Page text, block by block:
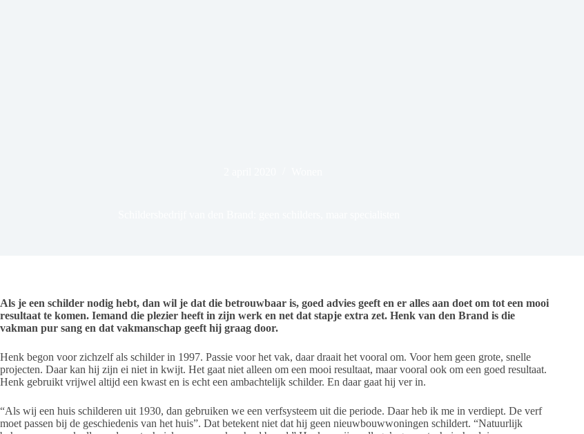
Als je een schilder nodig hebt, dan wil je dat die betrouwbaar is, goed advies geeft en er alles aan doet om tot een mooi
resultaat te komen. Iemand die plezier heeft in zijn werk en net dat stapje extra zet. Henk van den Brand is die
vakman pur sang en dat vakmanschap geeft hij graag door.
Henk begon voor zichzelf als schilder in 1997. Passie voor het vak, daar draait het vooral om. Voor hem geen grote, snelle
projecten. Daar kan hij zijn ei niet in kwijt. Het gaat niet alleen om een mooi resultaat, maar vooral ook om een goed resultaat.
Henk gebruikt vrijwel altijd een kwast en is echt een ambachtelijk schilder. En daar gaat hij ver in.
“Als wij een huis schilderen uit 1930, dan gebruiken we een verfsysteem uit die periode. Daar heb ik me in verdiept. De verf
moet passen bij de geschiedenis van het huis”. Dat betekent niet dat hij geen nieuwbouwwoningen schildert. “Natuurlijk